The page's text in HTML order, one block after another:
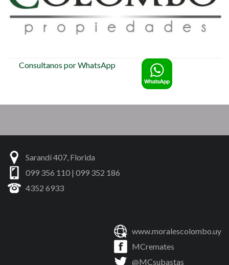
Consultanos por WhatsApp
Sarandí 407, Florida
099 356 110 | 099 352 186
4352 6933
www.moralescolombo.uy
MCremates
@MCsubastas